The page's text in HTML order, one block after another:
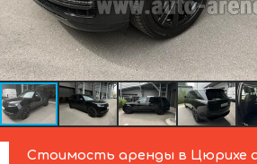
Стоимость аренды в Цюрихе